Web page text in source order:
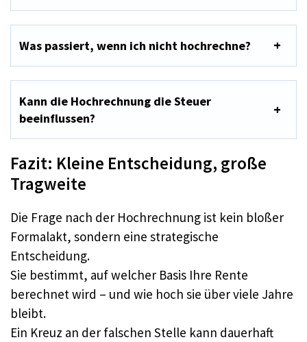
Was passiert, wenn ich nicht hochrechne?
Kann die Hochrechnung die Steuer
beeinflussen?
Fazit: Kleine Entscheidung, große
Tragweite
Die Frage nach der Hochrechnung ist kein bloßer
Formalakt, sondern eine strategische
Entscheidung.
Sie bestimmt, auf welcher Basis Ihre Rente
berechnet wird – und wie hoch sie über viele Jahre
bleibt.
Ein Kreuz an der falschen Stelle kann dauerhaft